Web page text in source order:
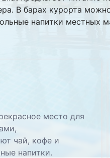
В барах курорта
напитки местных
место для
чай, кофе и
напитки.